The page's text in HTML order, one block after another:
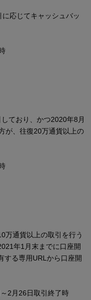
応じてキャッシュバッ
ており、かつ2020年8月
が、往復20万通貨以上の
万通貨以上の取引を行う
年1月末までに口座開
する専用URLから口座開
2月26日取引終了時